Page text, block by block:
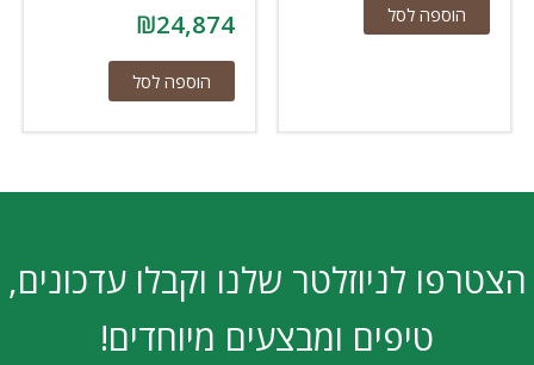
הוספה לסל ₪24,874
הוספה לסל
הצטרפו לניוזלטר שלנו וקבלו עדכונים,
טיפים ומבצעים מיוחדים!